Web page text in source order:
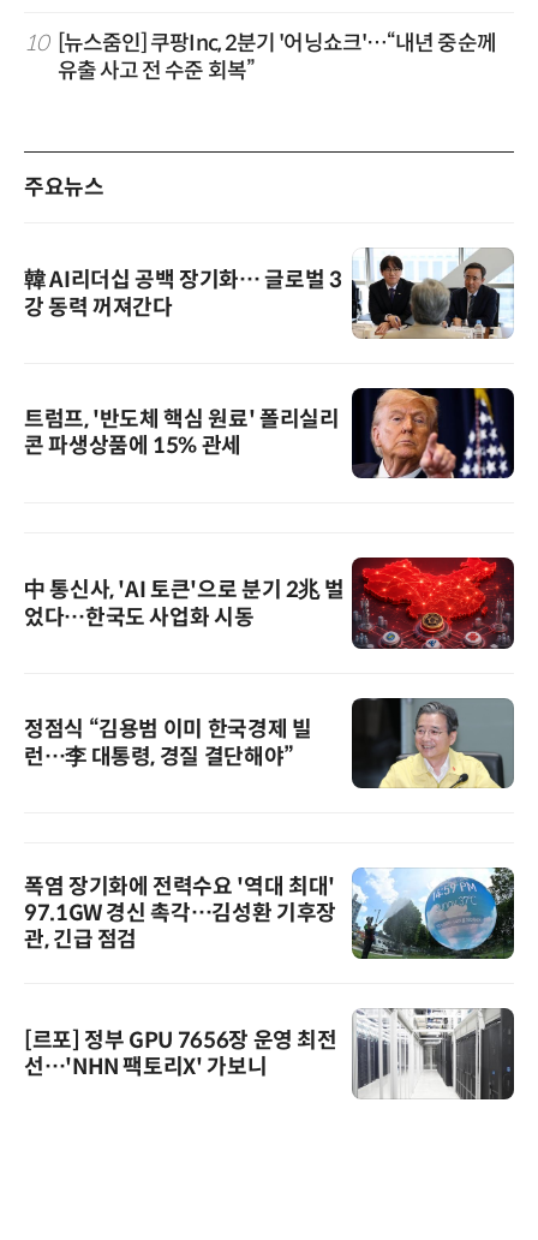
10
[뉴스줌인] 쿠팡Inc, 2분기 '어닝쇼크'…“내년 중순께
유출 사고 전 수준 회복”
주요뉴스
韓 AI리더십 공백 장기화… 글로벌 3
강 동력 꺼져간다
트럼프, '반도체 핵심 원료' 폴리실리
콘 파생상품에 15% 관세
中 통신사, 'AI 토큰'으로 분기 2兆 벌
었다…한국도 사업화 시동
정점식 “김용범 이미 한국경제 빌
런…李 대통령, 경질 결단해야”
폭염 장기화에 전력수요 '역대 최대'
97.1GW 경신 촉각…김성환 기후장
관, 긴급 점검
[르포] 정부 GPU 7656장 운영 최전
선…'NHN 팩토리X' 가보니